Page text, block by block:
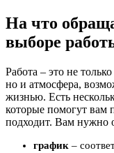
На что
выборе
Работа – это не
но и атмосфера,
жизнью. Есть
которые помогут вам
подходит. Вам нужно
график –